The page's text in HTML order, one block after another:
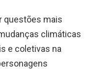
questões mais
climáticas
e coletivas na